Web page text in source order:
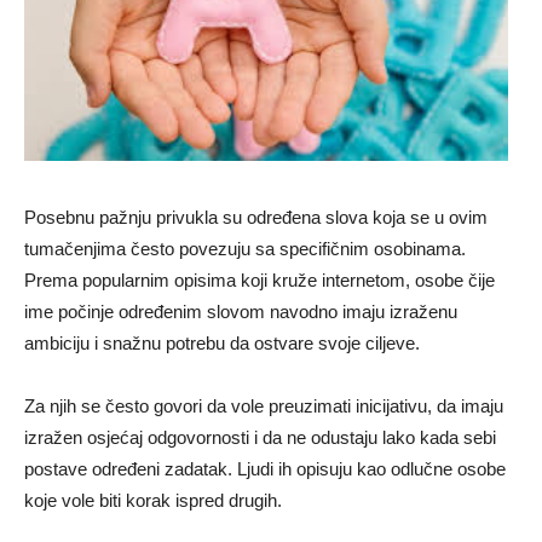
Posebnu pažnju privukla su određena slova koja se u ovim
tumačenjima često povezuju sa specifičnim osobinama.
Prema popularnim opisima koji kruže internetom, osobe čije
ime počinje određenim slovom navodno imaju izraženu
ambiciju i snažnu potrebu da ostvare svoje ciljeve.
Za njih se često govori da vole preuzimati inicijativu, da imaju
izražen osjećaj odgovornosti i da ne odustaju lako kada sebi
postave određeni zadatak. Ljudi ih opisuju kao odlučne osobe
koje vole biti korak ispred drugih.